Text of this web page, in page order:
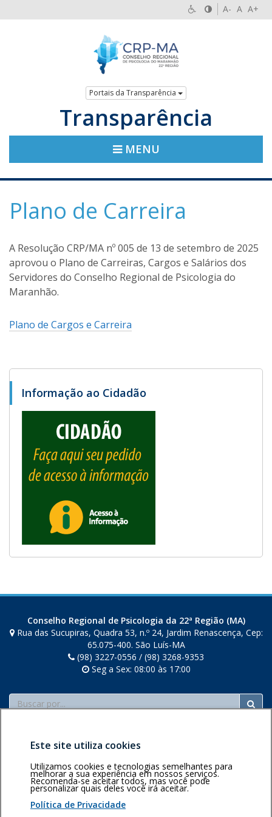
A- A A+
Portais da Transparência
Transparência
MENU
Plano de Carreira
A Resolução CRP/MA nº 005 de 13 de setembro de 2025
aprovou o Plano de Carreiras, Cargos e Salários dos
Servidores do Conselho Regional de Psicologia do
Maranhão.
Plano de Cargos e Carreira
Informação ao Cidadão
Conselho Regional de Psicologia da 22ª Região (MA)
Rua das Sucupiras, Quadra 53, n.º 24, Jardim Renascença, Cep:
65.075-400. São Luís-MA
(98) 3227-0556 / (98) 3268-9353
Seg a Sex: 08:00 às 17:00
Buscar
Área restritaPolítica de
privacidadePersonalização
de cookies
Voltar ao topo
Este site utiliza cookies
Utilizamos cookies e tecnologias semelhantes para
melhorar a sua experiência em nossos serviços.
Recomenda-se aceitar todos, mas você pode
personalizar quais deles você irá aceitar.
Política de Privacidade